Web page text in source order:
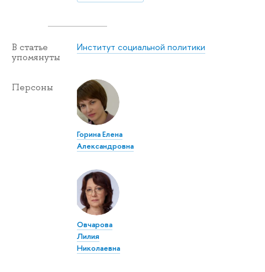
В статье
упомянуты
Институт социальной политики
Персоны
Горина Елена
Александровна
Овчарова
Лилия
Николаевна